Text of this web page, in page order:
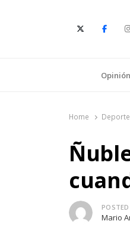
Opinión
Home Deporte
Author
Mario